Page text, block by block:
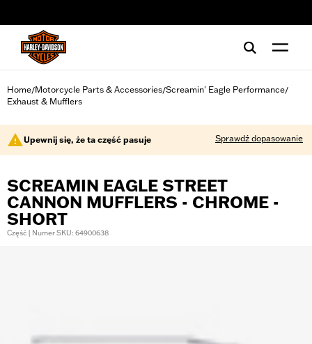
Home/Motorcycle Parts & Accessories/Screamin' Eagle Performance/
Exhaust & Mufflers
Upewnij się, że ta część pasuje Sprawdź dopasowanie
SCREAMIN EAGLE STREET
CANNON MUFFLERS - CHROME -
SHORT
Część | Numer SKU: 64900638